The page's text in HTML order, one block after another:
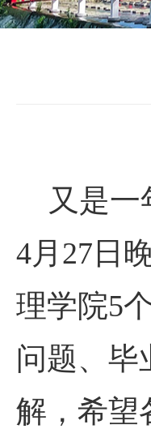
又是一
4月27日
理学院5
问题、毕
解，希望